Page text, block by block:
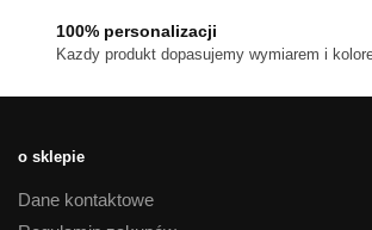
100% personalizacji
Kazdy produkt dopasujemy wymiarem i
o sklepie
Dane kontaktowe